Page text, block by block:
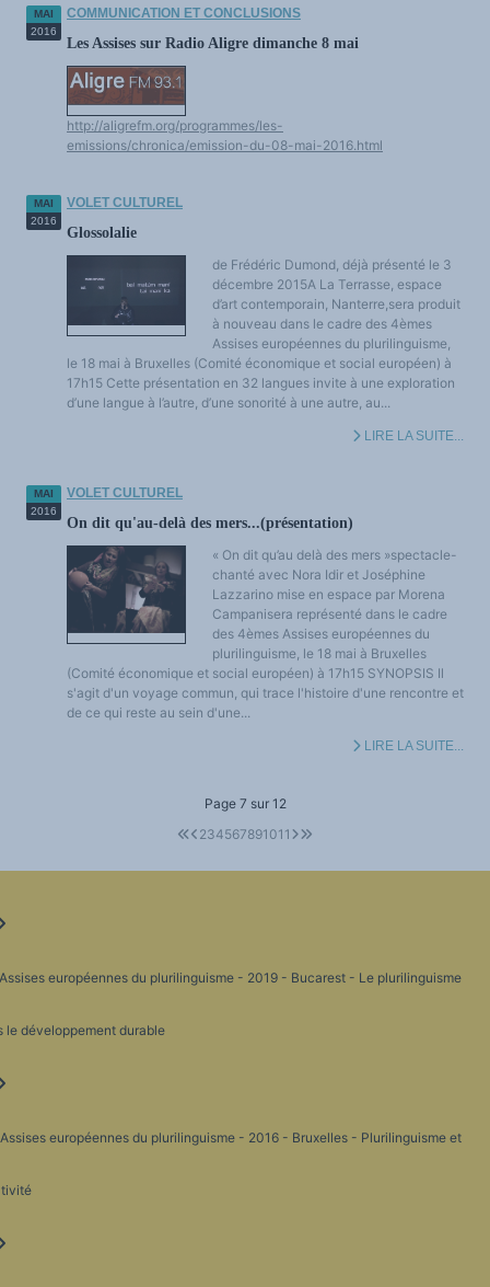
MAI
2016
COMMUNICATION ET CONCLUSIONS
Les Assises sur Radio Aligre dimanche 8 mai
http://aligrefm.org/programmes/les-
emissions/chronica/emission-du-08-mai-2016.html
MAI
2016
VOLET CULTUREL
Glossolalie
de Frédéric Dumond, déjà présenté le 3
décembre 2015A La Terrasse, espace
d’art contemporain, Nanterre,sera produit
à nouveau dans le cadre des 4èmes
Assises européennes du plurilinguisme,
le 18 mai à Bruxelles (Comité économique et social européen) à
17h15 Cette présentation en 32 langues invite à une exploration
d’une langue à l’autre, d’une sonorité à une autre, au...
LIRE LA SUITE...
MAI
2016
VOLET CULTUREL
On dit qu'au-delà des mers...(présentation)
« On dit qu’au delà des mers »spectacle-
chanté avec Nora Idir et Joséphine
Lazzarino mise en espace par Morena
Campanisera représenté dans le cadre
des 4èmes Assises européennes du
plurilinguisme, le 18 mai à Bruxelles
(Comité économique et social européen) à 17h15 SYNOPSIS Il
s'agit d'un voyage commun, qui trace l'histoire d'une rencontre et
de ce qui reste au sein d'une...
LIRE LA SUITE...
Page 7 sur 12
234567891011
européennes du plurilinguisme - 2019 - Bucarest - Le plurilinguisme
le développement durable
européennes du plurilinguisme - 2016 - Bruxelles - Plurilinguisme et